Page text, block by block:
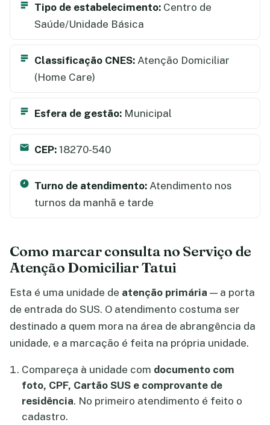
Tipo de estabelecimento: Centro de
Saúde/Unidade Básica
Classificação CNES: Atenção Domiciliar
(Home Care)
Esfera de gestão: Municipal
CEP: 18270-540
Turno de atendimento: Atendimento nos
turnos da manhã e tarde
Como marcar consulta no Serviço de
Atenção Domiciliar Tatui
Esta é uma unidade de atenção primária — a porta
de entrada do SUS. O atendimento costuma ser
destinado a quem mora na área de abrangência da
unidade, e a marcação é feita na própria unidade.
Compareça à unidade com documento com
foto, CPF, Cartão SUS e comprovante de
residência. No primeiro atendimento é feito o
cadastro.